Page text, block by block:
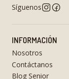
Síguenos
INFORMACIÓN
Nosotros
Contáctanos
Blog Senior